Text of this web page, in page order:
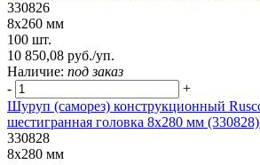
330826
8х260 мм
100 шт.
10 850,08 руб./уп.
Наличие: под заказ
-
+
Шуруп (саморез) конструкционный
шестигранная головка 8х280 мм
330828
8х280 мм